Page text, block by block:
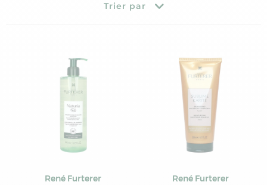
Trier par
René Furterer
René Furterer